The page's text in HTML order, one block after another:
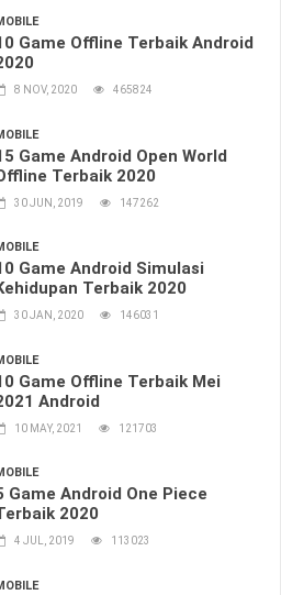
Game Offline Terbaik Android
8 NOV, 2020 465824
Game Android Open World
Terbaik 2020
30 JUN, 2019 147262
Game Android Simulasi
Terbaik 2020
30 JAN, 2020 146031
Game Offline Terbaik Mei
Android
10 MAY, 2021 121703
Game Android One Piece
2020
4 JUL, 2019 113023